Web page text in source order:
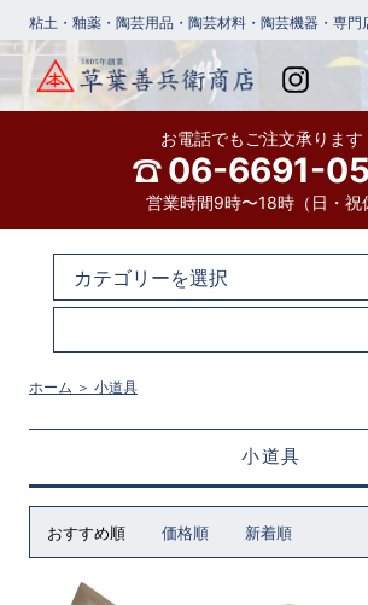
粘土・釉薬・陶芸用品・陶芸材料・陶芸機器・専門
お電話でもご注文承ります
06-6691-
営業時間9時〜18時（日・祝
ホーム ＞ 小道具
小道具
おすすめ順 価格順 新着順